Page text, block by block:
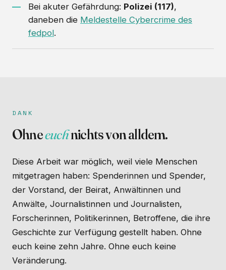
Bei akuter Gefährdung: Polizei (117),
daneben die Meldestelle Cybercrime des
fedpol.
DANK
Ohneeuchnichts von alldem.
Diese Arbeit war möglich, weil viele Menschen
mitgetragen haben: Spenderinnen und Spender,
der Vorstand, der Beirat, Anwältinnen und
Anwälte, Journalistinnen und Journalisten,
Forscherinnen, Politikerinnen, Betroffene, die ihre
Geschichte zur Verfügung gestellt haben. Ohne
euch keine zehn Jahre. Ohne euch keine
Veränderung.